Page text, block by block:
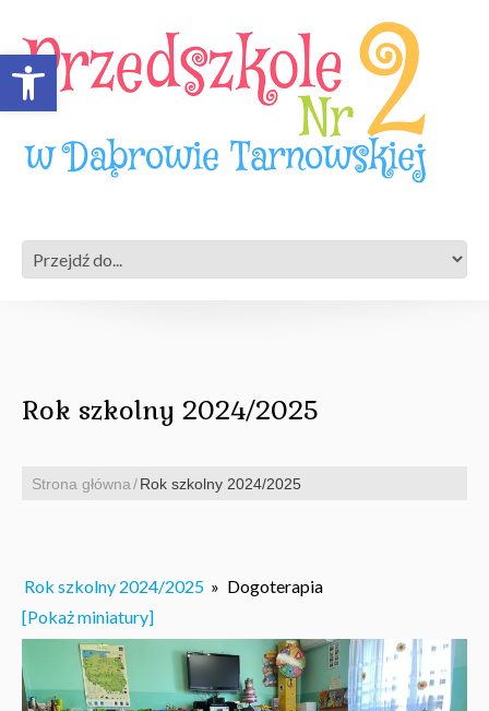
Open toolbar
Rok szkolny 2024/2025
Strona główna Rok szkolny 2024/2025
Rok szkolny 2024/2025 » Dogoterapia
[Pokaż miniatury]